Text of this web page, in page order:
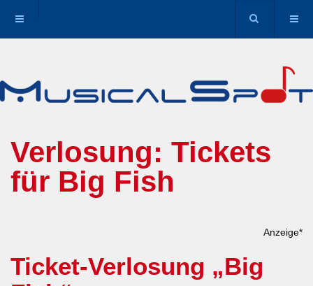
Verlosung: Tickets
für Big Fish
Anzeige*
Ticket-Verlosung „Big